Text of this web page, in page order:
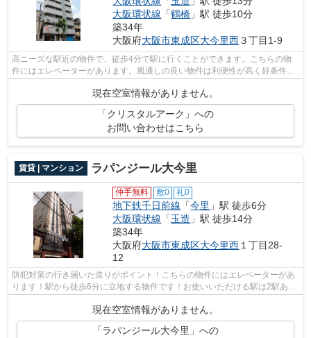
大阪環状線 「鶴橋 」駅 徒歩10分
築34年
大阪府大阪市東成区大今里西３丁目1-9
高ニーズな駅近の物件で、徒歩4分で駅に行くことができます。こちらの物
件にはエレベーターがあります。風通しの良い物件は利便性が高く好条件で
す。駐車場まで300mの物件、いかがでし...
現在空室情報がありません。
「クリスタルアーク」への
お問い合わせはこちら
賃貸 | マンション ラパンジール大今里
仲手無料 敷0 礼0
地下鉄千日前線 「今里 」駅 徒歩6分
大阪環状線 「玉造 」駅 徒歩14分
築34年
大阪府大阪市東成区大今里西 １丁目28-
12
防犯対策の行き届いた造りがポイント！こちらの物件にはエレベーターがあ
ります！駅から徒歩6分に立地する物件です！お使いいただける駅は2駅あ
現在空室情報がありません。
「ラパンジール大今里」への